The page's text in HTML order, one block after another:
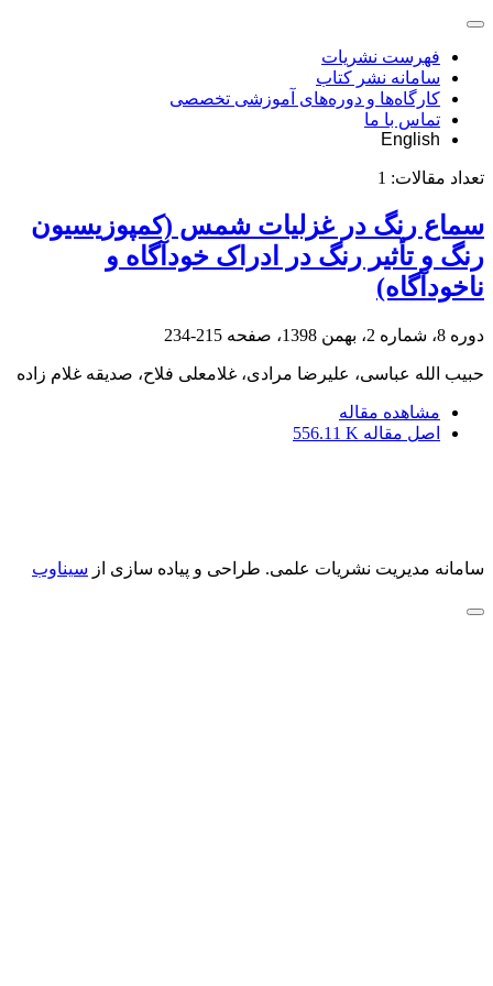
فهرست نشریات
سامانه نشر کتاب
کارگاه‌ها و دوره‌های آموزشی تخصصی
تماس با ما
English
تعداد مقالات: 1
سماع رنگ در غزلیات شمس (کمپوزیسیون
رنگ و تأثیر رنگ در ادراک خودآگاه و
ناخودآگاه)
دوره 8، شماره 2، بهمن 1398، صفحه 215-234
حبیب الله عباسی، علیرضا مرادی، غلامعلی فلاح، صدیقه غلام زاده
مشاهده مقاله
اصل مقاله 556.11 K
سامانه مدیریت نشریات علمی. طراحی و پیاده سازی از سیناوب